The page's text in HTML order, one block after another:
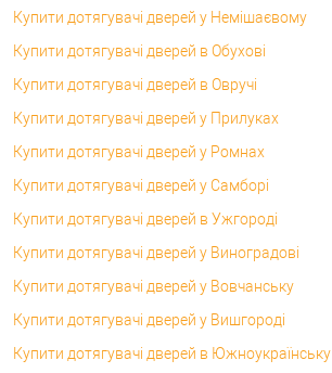
Купити дотягувачі дверей у Немішаєвому
Купити дотягувачі дверей в Обухові
Купити дотягувачі дверей в Овручі
Купити дотягувачі дверей у Прилуках
Купити дотягувачі дверей у Ромнах
Купити дотягувачі дверей у Самборі
Купити дотягувачі дверей в Ужгороді
Купити дотягувачі дверей у Виноградові
Купити дотягувачі дверей у Вовчанську
Купити дотягувачі дверей у Вишгороді
Купити дотягувачі дверей в Южноукраїнську